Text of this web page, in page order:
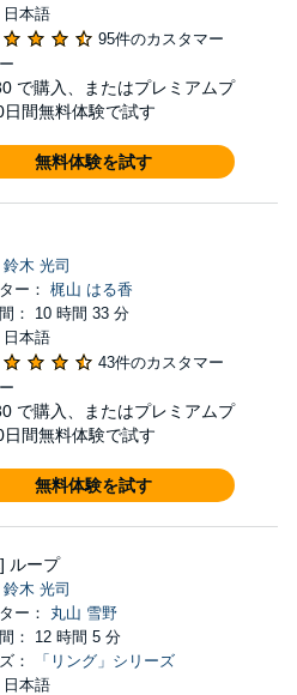
本語
95件のカスタマー
で購入、またはプレミアムプ
日間無料体験で試す
無料体験を試す
鈴木 光司
ー： 梶山 はる香
： 10 時間 33 分
本語
43件のカスタマー
で購入、またはプレミアムプ
日間無料体験で試す
無料体験を試す
ループ
鈴木 光司
ー： 丸山 雪野
： 12 時間 5 分
：
「リング」シリーズ
本語